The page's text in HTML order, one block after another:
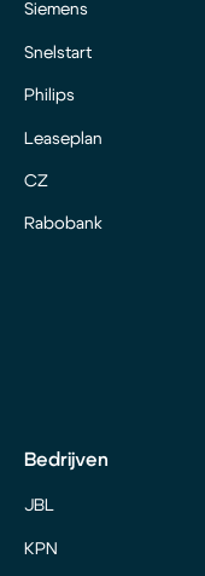
Siemens
Snelstart
Philips
Leaseplan
CZ
Rabobank
Bedrijven
JBL
KPN